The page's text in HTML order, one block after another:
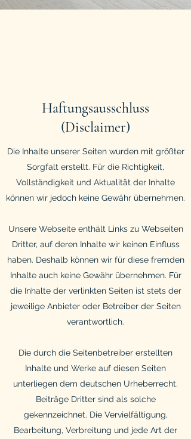
Haftungsausschluss
(Disclaimer)
Die Inhalte unserer Seiten wurden mit größter
Sorgfalt erstellt. Für die Richtigkeit,
Vollständigkeit und Aktualität der Inhalte
können wir jedoch keine Gewähr über­nehmen.
Unsere Webseite enthält Links zu Webseiten
Dritter, auf deren Inhalte wir keinen Einfluss
haben. Deshalb können wir für diese fremden
Inhalte auch keine Gewähr übernehmen. Für
die Inhalte der verlinkten Seiten ist stets der
jeweilige Anbieter oder Betreiber der Seiten
verantwortlich.
Die durch die Seiten­betreiber erstellten
Inhalte und Werke auf diesen Seiten
unterliegen dem deutschen Urheberrecht.
Beiträge Dritter sind als solche
gekennzeichnet. Die Vervielfältigung,
Bearbeitung, Verbreitung und jede Art der